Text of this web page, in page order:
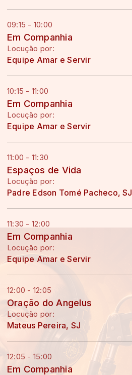
09:15 - 10:00
Em Companhia
Locução por:
Equipe Amar e Servir
10:15 - 11:00
Em Companhia
Locução por:
Equipe Amar e Servir
11:00 - 11:30
Espaços de Vida
Locução por:
Padre Edson Tomé Pacheco, SJ
11:30 - 12:00
Em Companhia
Locução por:
Equipe Amar e Servir
12:00 - 12:05
Oração do Angelus
Locução por:
Mateus Pereira, SJ
12:05 - 15:00
Em Companhia